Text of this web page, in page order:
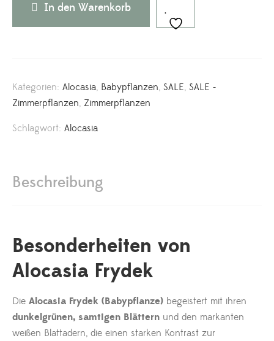
In den Warenkorb
Kategorien: Alocasia, Babypflanzen, SALE, SALE -
Zimmerpflanzen, Zimmerpflanzen
Schlagwort: Alocasia
Beschreibung
Besonderheiten von
Alocasia Frydek
Die Alocasia Frydek (Babypflanze) begeistert mit ihren
dunkelgrünen, samtigen Blättern und den markanten
weißen Blattadern, die einen starken Kontrast zur